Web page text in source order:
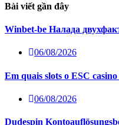
Bài viết gần đây
Winbet-be Налада
06/08/2026
Em quais slots o ESC
06/08/2026
Dudespin